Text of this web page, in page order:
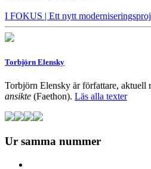
I FOKUS | Ett nytt
Torbjörn Elensky
Torbjörn Elensky är författare, aktuell
ansikte (Faethon). Läs alla texter
Ur samma nummer